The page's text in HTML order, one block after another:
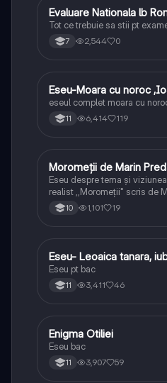
Limba și literatura română
Evaluare Nationala lb
Tot ce trebuie sa stii pt
7 2,544 0
Limba și literatura română
Eseu-Moara cu noroc
eseul complet moara cu
11 6,414 119
Limba și literatura română
Moromeții de Marin
Eseu despre tema și
realist ,,Moromeții" scris de
10 1,101 19
Limba și literatura română
Eseu- Leoaica tanara,
Eseu pt bac
11 3,411 46
Limba și literatura română
Enigma Otiliei
Eseu bac
11 3,907 59